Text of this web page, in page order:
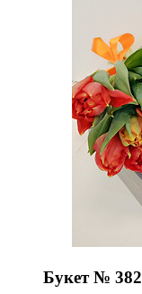
Букет № 382